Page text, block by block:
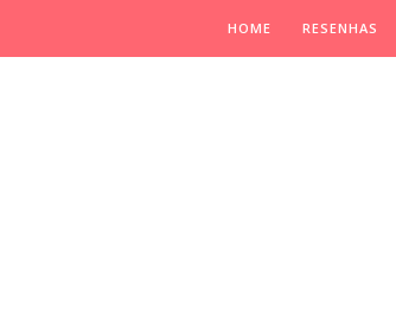
HOME RESENHAS